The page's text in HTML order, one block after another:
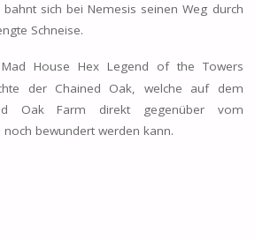
sich bei Nemesis seinen Weg durch
Schneise.
House Hex Legend of the Towers
der Chained Oak, welche auf dem
Oak Farm direkt gegenüber vom
bewundert werden kann.